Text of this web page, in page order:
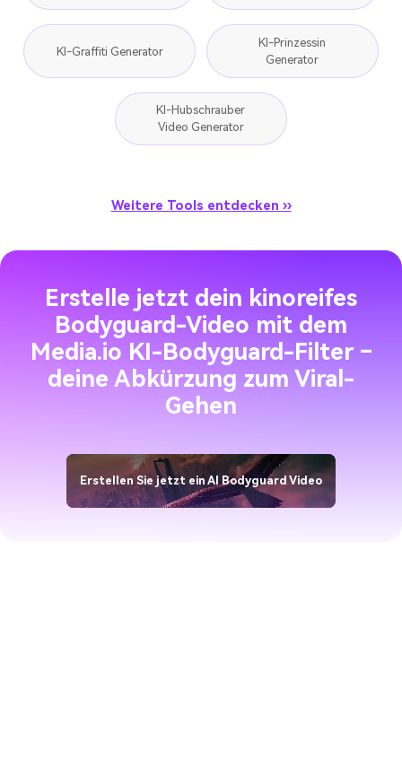
KI-Graffiti Generator
KI-Prinzessin
Generator
KI-Hubschrauber
Video Generator
Weitere Tools entdecken ››
Erstelle jetzt dein kinoreifes
Bodyguard-Video mit dem
Media.io KI-Bodyguard-Filter –
deine Abkürzung zum Viral-
Gehen
Erstellen Sie jetzt ein AI Bodyguard Video